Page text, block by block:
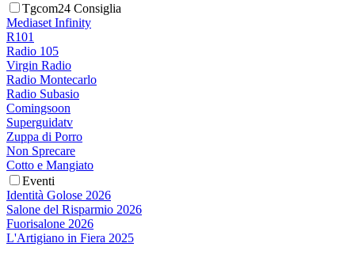
Tgcom24 Consiglia
Mediaset Infinity
R101
Radio 105
Virgin Radio
Radio Montecarlo
Radio Subasio
Comingsoon
Superguidatv
Zuppa di Porro
Non Sprecare
Cotto e Mangiato
Eventi
Identità Golose 2026
Salone del Risparmio 2026
Fuorisalone 2026
L'Artigiano in Fiera 2025